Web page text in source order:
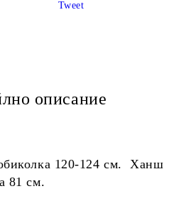
Tweet
описание
120-124 см. Ханш
81 см.